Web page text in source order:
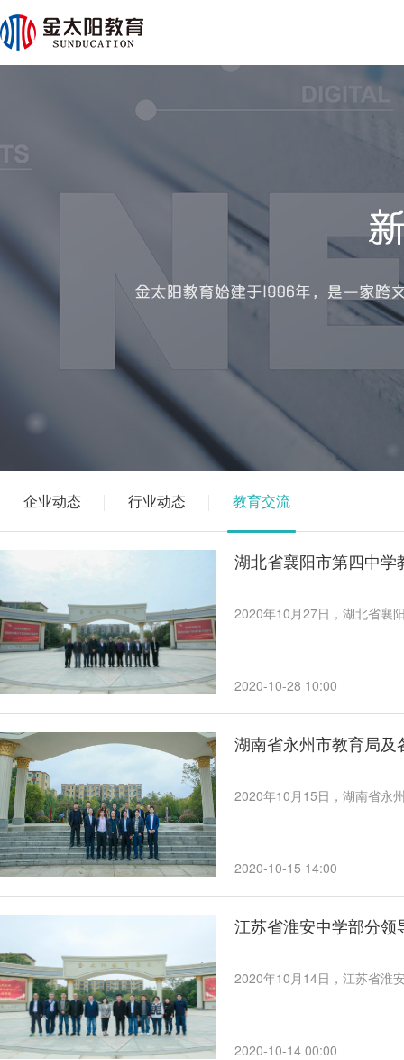
企业动态 行业动态 教育交流
湖北省襄阳市第四中
2020年10月27日，湖北省襄
2020-10-28 10:00
湖南省永州市教育局
​2020年10月15日，湖南省永
2020-10-15 14:00
江苏省淮安中学部分
2020年10月14日，江苏省淮
2020-10-14 00:00